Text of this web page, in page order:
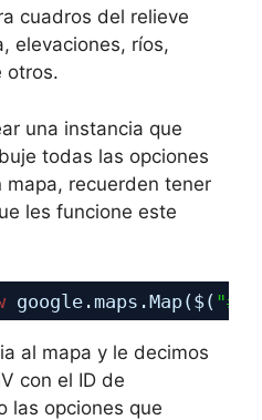
cuadros del relieve
elevaciones, ríos,
otros.
una instancia que
todas las opciones
recuerden tener
les funcione este
google.maps.Map($(
al mapa y le decimos
con el ID de
las opciones que